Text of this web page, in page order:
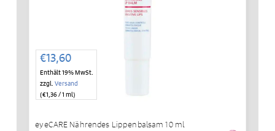
€13,60
Enthält 19% MwSt.
zzgl. Versand
(€1,36/ 1 ml)
eyeCARE Nährendes Lippenbalsam 10 ml